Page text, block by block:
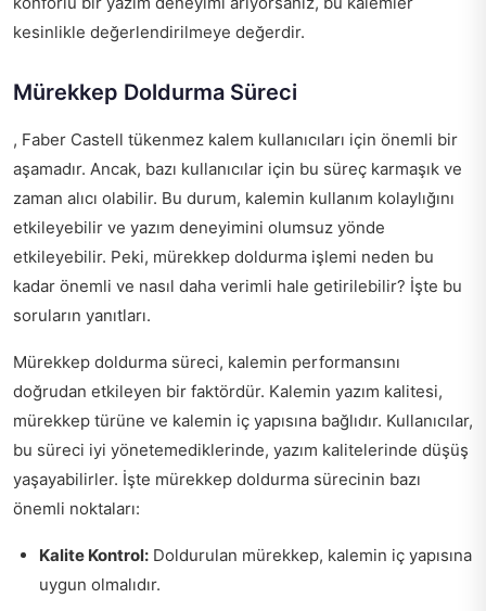
kesinlikle değerlendirilmeye değerdir.
Mürekkep Doldurma Süreci
, Faber Castell tükenmez kalem kullanıcıları için önemli bir
aşamadır. Ancak, bazı kullanıcılar için bu süreç karmaşık ve
zaman alıcı olabilir. Bu durum, kalemin kullanım kolaylığını
etkileyebilir ve yazım deneyimini olumsuz yönde
etkileyebilir. Peki, mürekkep doldurma işlemi neden bu
kadar önemli ve nasıl daha verimli hale getirilebilir? İşte bu
soruların yanıtları.
Mürekkep doldurma süreci, kalemin performansını
doğrudan etkileyen bir faktördür. Kalemin yazım kalitesi,
mürekkep türüne ve kalemin iç yapısına bağlıdır. Kullanıcılar,
bu süreci iyi yönetemediklerinde, yazım kalitelerinde düşüş
yaşayabilirler. İşte mürekkep doldurma sürecinin bazı
önemli noktaları:
Kalite Kontrol: Doldurulan mürekkep, kalemin iç yapısına
uygun olmalıdır.